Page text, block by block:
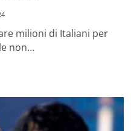
milioni di Italiani per
non…